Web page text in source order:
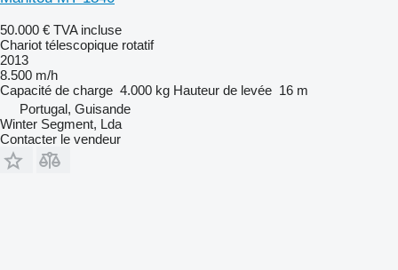
50.000 € TVA incluse
Chariot télescopique rotatif
2013
8.500 m/h
Capacité de charge 4.000 kg Hauteur de levée 16 m
Portugal, Guisande
Winter Segment, Lda
Contacter le vendeur